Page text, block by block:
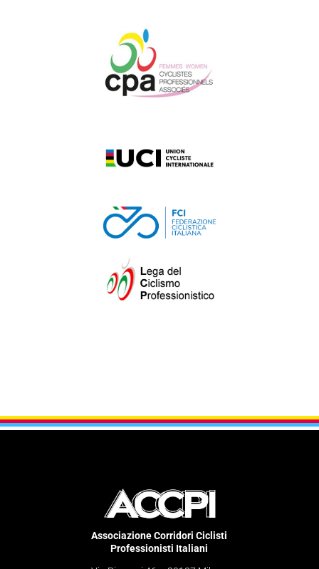
Associazione Corridori Ciclisti
Professionisti Italiani